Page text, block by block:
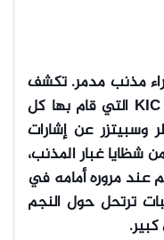
مذنب مدمر. تكشف
المُراقبات الخاصة بالنجم KIC 8462852 التي قام بها كل
وسبيتزر عن إشارات
شظايا غبار المذنب،
عند مروره أمامه في
المذنبات ترتحل حول النجم